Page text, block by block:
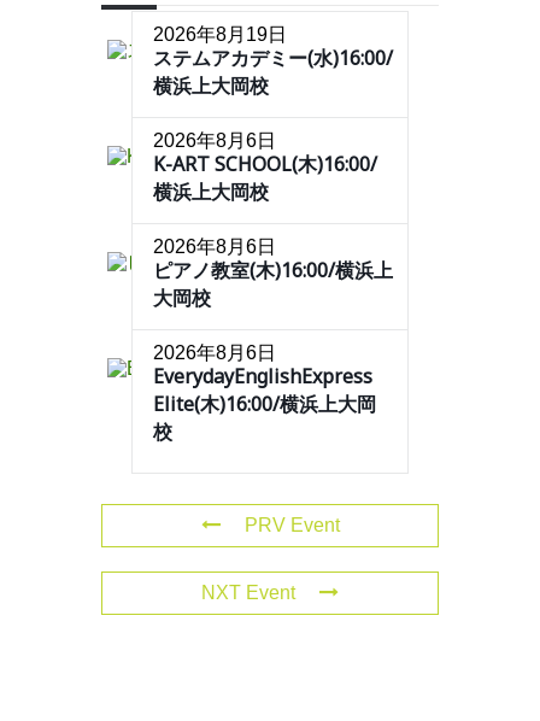
2026年8月19日
ステムアカデミー(水)16:00/
横浜上大岡校
2026年8月6日
K-ART SCHOOL(木)16:00/
横浜上大岡校
2026年8月6日
ピアノ教室(木)16:00/横浜上
大岡校
2026年8月6日
EverydayEnglishExpress
Elite(木)16:00/横浜上大岡
校
PRV Event
NXT Event